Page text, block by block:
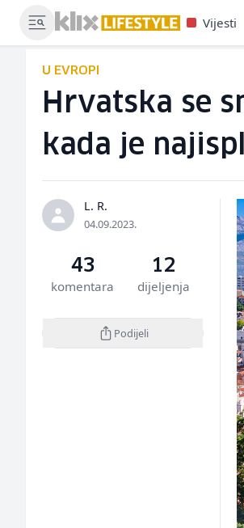
Vijesti
U EVROPI
Hrvatska se
kada je
L. R.
04.09.2023.
43
komentara
12
dijeljenja
Podijeli